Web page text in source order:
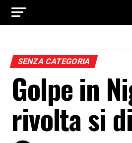
SENZA CATEGORIA
Golpe in
rivolta si